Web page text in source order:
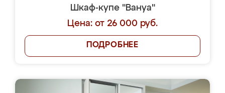
Шкаф-купе "Вануа"
Цена: от 26 000 руб.
ПОДРОБНЕЕ